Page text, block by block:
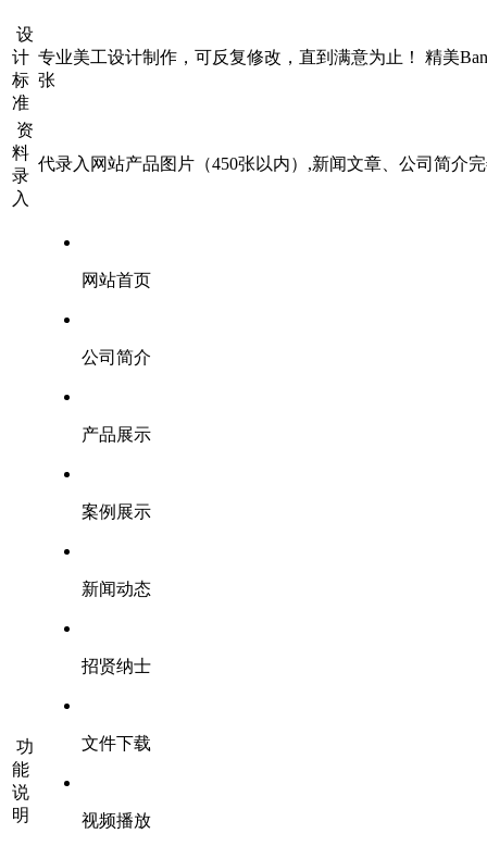
设
计
标
准
专业美工设计制作，可反复修改，直到满意为止！ 精美
张
资
料
录
入
代录入网站产品图片（450张以内）,新闻文章、公司简介
功
能
说
明
网站首页
公司简介
产品展示
案例展示
新闻动态
招贤纳士
文件下载
视频播放